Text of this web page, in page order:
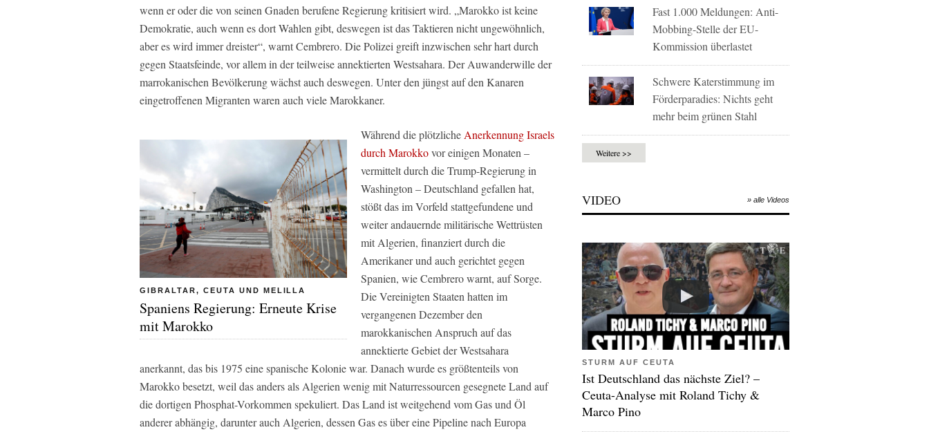
wenn er oder die von seinen Gnaden berufene Regierung kritisiert wird. „Marokko ist keine
Demokratie, auch wenn es dort Wahlen gibt, deswegen ist das Taktieren nicht ungewöhnlich,
aber es wird immer dreister“, warnt Cembrero. Die Polizei greift inzwischen sehr hart durch
gegen Staatsfeinde, vor allem in der teilweise annektierten Westsahara. Der Auwanderwille der
marrokanischen Bevölkerung wächst auch deswegen. Unter den jüngst auf den Kanaren
eingetroffenen Migranten waren auch viele Marokkaner.
GIBRALTAR, CEUTA UND MELILLA
Spaniens Regierung: Erneute Krise
mit Marokko
Während die plötzliche Anerkennung Israels
durch Marokkovor einigen Monaten –
vermittelt durch die Trump-Regierung in
Washington – Deutschland gefallen hat,
stößt das im Vorfeld stattgefundene und
weiter andauernde militärische Wettrüsten
mit Algerien, finanziert durch die
Amerikaner und auch gerichtet gegen
Spanien, wie Cembrero warnt, auf Sorge.
Die Vereinigten Staaten hatten im
vergangenen Dezember den
marokkanischen Anspruch auf das
annektierte Gebiet der Westsahara
anerkannt, das bis 1975 eine spanische Kolonie war. Danach wurde es größtenteils von
Marokko besetzt, weil das anders als Algerien wenig mit Naturressourcen gesegnete Land auf
die dortigen Phosphat-Vorkommen spekuliert. Das Land ist weitgehend vom Gas und Öl
anderer abhängig, darunter auch Algerien, dessen Gas es über eine Pipeline nach Europa
Fast 1.000 Meldungen: Anti-
Mobbing-Stelle der EU-
Kommission überlastet
Schwere Katerstimmung im
Förderparadies: Nichts geht
mehr beim grünen Stahl
Weitere >>
VIDEO » alle Videos
STURM AUF CEUTA
Ist Deutschland das nächste Ziel? –
Ceuta-Analyse mit Roland Tichy &
Marco Pino